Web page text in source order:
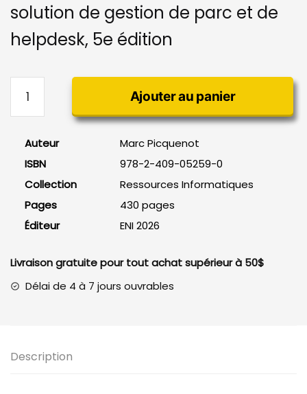
solution de gestion de parc et de
helpdesk, 5e édition
GLPI
Libre
Parc
Informatique)
édition
Ajouter au panier
Auteur
Marc Picquenot
ISBN
978-2-409-05259-0
Collection
Ressources Informatiques
Pages
430 pages
Éditeur
ENI 2026
Livraison gratuite pour tout achat supérieur à 50$
Délai de 4 à 7 jours ouvrables
Description